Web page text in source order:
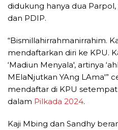
didukung hanya dua
dan PDIP.
“Bismillahirrahmanirrahim.
mendaftarkan diri ke KPU.
‘Madiun Menyala', artinya
MElaNjutkan YAng LAma'”
mendaftar di KPU
dalam Pilkada 2024.
Kaji Mbing dan Sandhy